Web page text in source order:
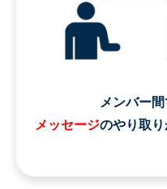
メンバー
メッセージのやり取り